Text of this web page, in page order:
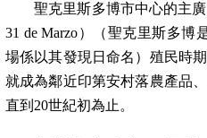
聖克里斯多博市中心的主
31 de Marzo）（聖克里斯多博
場係以其發現日命名）殖民時
就成為鄰近印第安村落農產品
直到 20世紀初為止。